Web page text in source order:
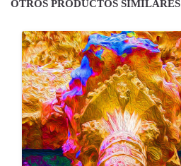
OTROS PRODUCTOS SIMILARES